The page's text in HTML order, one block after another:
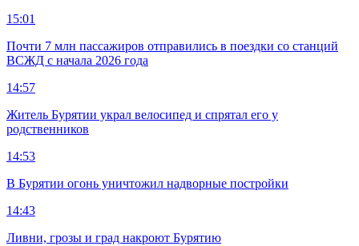
15:01
Почти 7 млн пассажиров отправились в поездки со станций
ВСЖД с начала 2026 года
14:57
Житель Бурятии украл велосипед и спрятал его у
родственников
14:53
В Бурятии огонь уничтожил надворные постройки
14:43
Ливни, грозы и град накроют Бурятию